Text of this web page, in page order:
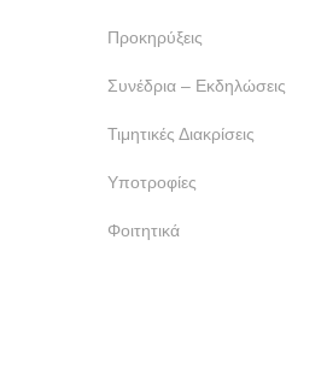
Προκηρύξεις
Συνέδρια – Εκδηλώσεις
Τιμητικές Διακρίσεις
Υποτροφίες
Φοιτητικά